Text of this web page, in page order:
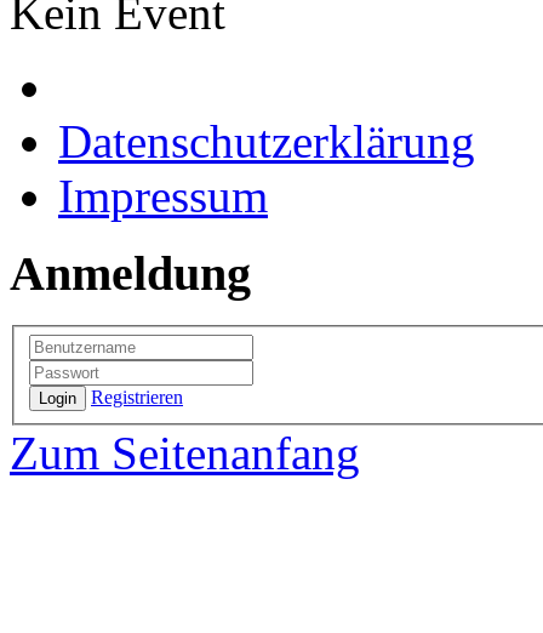
Kein Event
Datenschutzerklärung
Impressum
Anmeldung
Login Registrieren
Zum Seitenanfang